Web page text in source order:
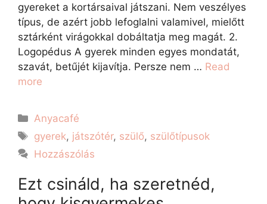
gyereket a kortársaival játszani. Nem veszélyes
típus, de azért jobb lefoglalni valamivel, mielőtt
sztárként virágokkal dobáltatja meg magát. 2.
Logopédus A gyerek minden egyes mondatát,
szavát, betűjét kijavítja. Persze nem … Read
more
Anyacafé
gyerek, játszótér, szülő, szülőtípusok
Hozzászólás
Ezt csináld, ha szeretnéd,